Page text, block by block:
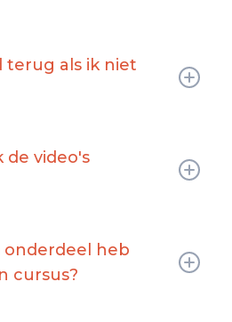
terug als ik niet
dat niet meer gedaan.
de video's
wilt. Het blijft tot in
onderdeel heb
cursus?